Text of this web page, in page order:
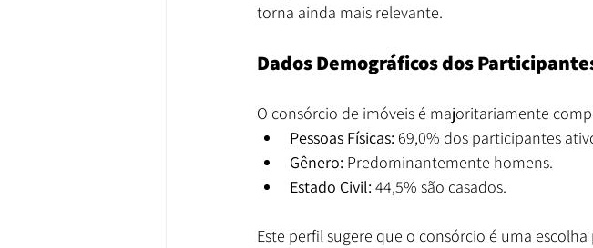
torna ainda mais relevante.
Dados Demográficos dos
O consórcio de imóveis é majoritariamente
Pessoas Físicas: 69,0% dos participantes
Gênero: Predominantemente homens.
Estado Civil: 44,5% são casados.
Este perfil sugere que o consórcio é uma